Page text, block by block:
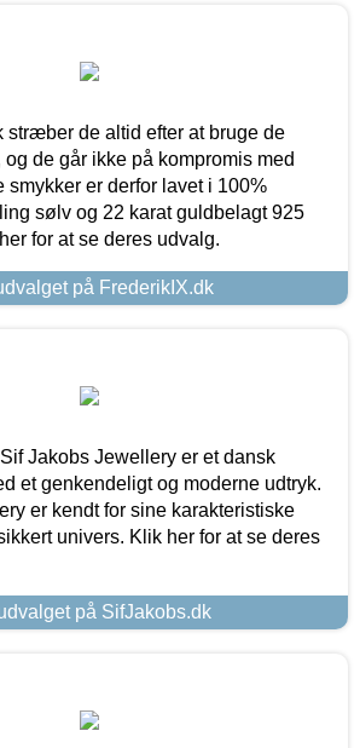
stræber de altid efter at bruge de
og de går ikke på kompromis med
smykker er derfor lavet i 100%
sølv og 22 karat guldbelagt 925
for at se deres udvalg.
på FrederikIX.dk
Jakobs Jewellery er et dansk
et genkendeligt og moderne udtryk.
er kendt for sine karakteristiske
univers. Klik her for at se deres
på SifJakobs.dk